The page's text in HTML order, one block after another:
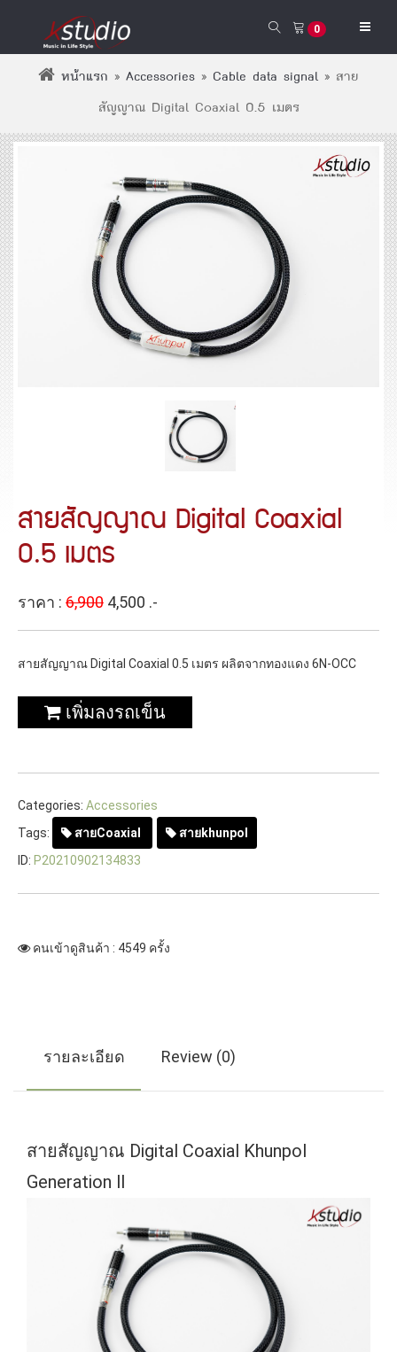
0
หน้าแรก » Accessories » Cable data signal » สาย
สัญญาณ Digital Coaxial 0.5 เมตร
สายสัญญาณ Digital Coaxial
0.5 เมตร
ราคา : 6,900 4,500 .-
สายสัญญาณ Digital Coaxial 0.5 เมตร ผลิตจากทองแดง 6N-OCC
เพิ่มลงรถเข็น
Categories: Accessories
Tags:
สายCoaxial
สายkhunpol
ID: P20210902134833
คนเข้าดูสินค้า : 4549 ครั้ง
รายละเอียด Review (0)
สายสัญญาณ Digital Coaxial Khunpol
Generation ll